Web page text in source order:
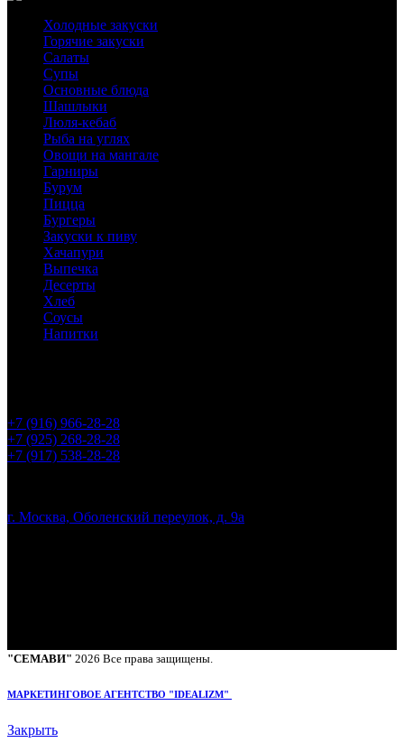
Холодные закуски
Горячие закуски
Салаты
Супы
Основные блюда
Шашлыки
Люля-кебаб
Рыба на углях
Овощи на мангале
Гарниры
Бурум
Пицца
Бургеры
Закуски к пиву
Хачапури
Выпечка
Десерты
Хлеб
Соусы
Напитки
+7 (916) 966-28-28
+7 (925) 268-28-28
+7 (917) 538-28-28
г. Москва, Оболенский переулок, д. 9а
"СЕМАВИ" 2026 Все права защищены.
МАРКЕТИНГОВОЕ АГЕНТСТВО "IDEALIZM"
Закрыть